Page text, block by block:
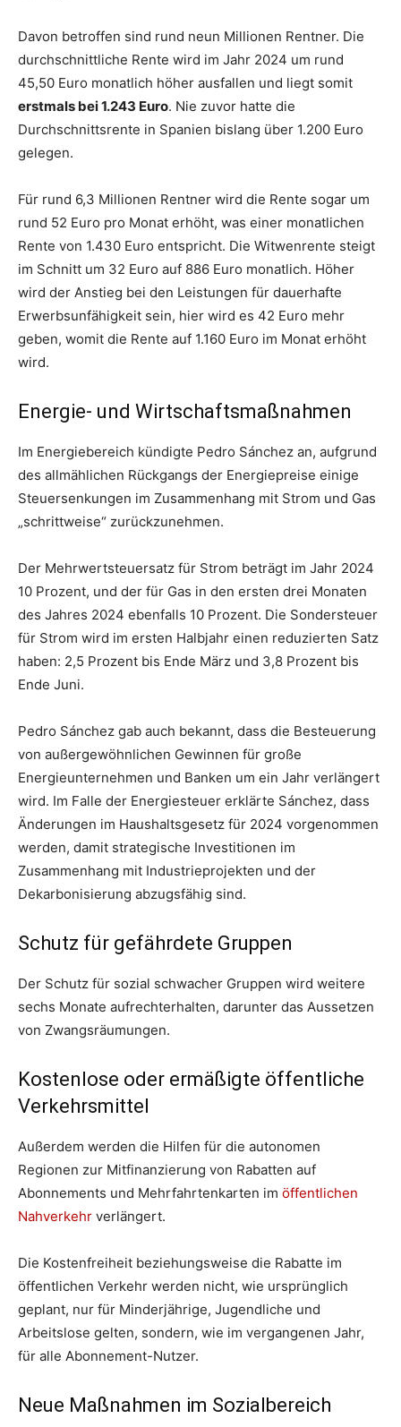
Davon betroffen sind rund neun Millionen Rentner. Die
durchschnittliche Rente wird im Jahr 2024 um rund
45,50 Euro monatlich höher ausfallen und liegt somit
erstmals bei 1.243 Euro. Nie zuvor hatte die
Durchschnittsrente in Spanien bislang über 1.200 Euro
gelegen.
Für rund 6,3 Millionen Rentner wird die Rente sogar um
rund 52 Euro pro Monat erhöht, was einer monatlichen
Rente von 1.430 Euro entspricht. Die Witwenrente steigt
im Schnitt um 32 Euro auf 886 Euro monatlich. Höher
wird der Anstieg bei den Leistungen für dauerhafte
Erwerbsunfähigkeit sein, hier wird es 42 Euro mehr
geben, womit die Rente auf 1.160 Euro im Monat erhöht
wird.
Energie- und Wirtschaftsmaßnahmen
Im Energiebereich kündigte Pedro Sánchez an, aufgrund
des allmählichen Rückgangs der Energiepreise einige
Steuersenkungen im Zusammenhang mit Strom und Gas
„schrittweise“ zurückzunehmen.
Der Mehrwertsteuersatz für Strom beträgt im Jahr 2024
10 Prozent, und der für Gas in den ersten drei Monaten
des Jahres 2024 ebenfalls 10 Prozent. Die Sondersteuer
für Strom wird im ersten Halbjahr einen reduzierten Satz
haben: 2,5 Prozent bis Ende März und 3,8 Prozent bis
Ende Juni.
Pedro Sánchez gab auch bekannt, dass die Besteuerung
von außergewöhnlichen Gewinnen für große
Energieunternehmen und Banken um ein Jahr verlängert
wird. Im Falle der Energiesteuer erklärte Sánchez, dass
Änderungen im Haushaltsgesetz für 2024 vorgenommen
werden, damit strategische Investitionen im
Zusammenhang mit Industrieprojekten und der
Dekarbonisierung abzugsfähig sind.
Schutz für gefährdete Gruppen
Der Schutz für sozial schwacher Gruppen wird weitere
sechs Monate aufrechterhalten, darunter das Aussetzen
von Zwangsräumungen.
Kostenlose oder ermäßigte öffentliche
Verkehrsmittel
Außerdem werden die Hilfen für die autonomen
Regionen zur Mitfinanzierung von Rabatten auf
Abonnements und Mehrfahrtenkarten im öffentlichen
Nahverkehr verlängert.
Die Kostenfreiheit beziehungsweise die Rabatte im
öffentlichen Verkehr werden nicht, wie ursprünglich
geplant, nur für Minderjährige, Jugendliche und
Arbeitslose gelten, sondern, wie im vergangenen Jahr,
für alle Abonnement-Nutzer.
Neue Maßnahmen im Sozialbereich